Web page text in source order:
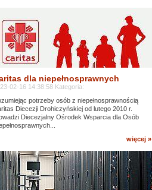
dla niepełnosprawnych
02-16 14:38:58 Kategoria:
potrzeby osób z niepełnosprawnością
Diecezji Drohiczyńskiej od lutego 2010 r.
Diecezjalny Ośrodek Wsparcia dla Osób
więcej »